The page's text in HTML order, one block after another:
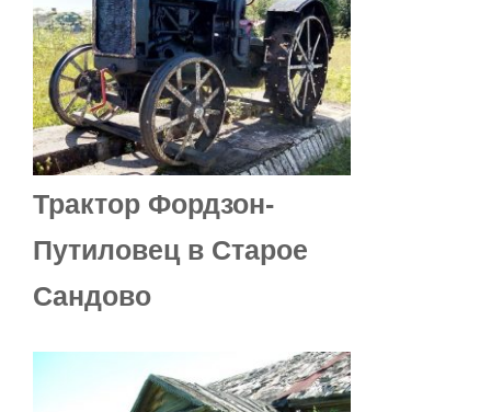
Трактор Фордзон-
Путиловец в Старое
Сандово